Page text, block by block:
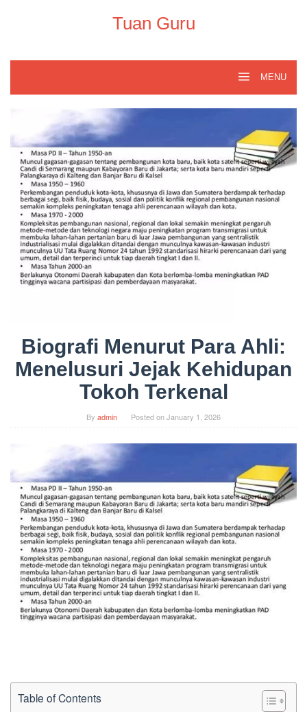
Tuan Guru
MENU
Biografi Menurut Para Ahli:
Menelusuri Jejak Kehidupan
Tokoh Terkenal
By admin Posted onJanuary 1, 2026
Table of Contents